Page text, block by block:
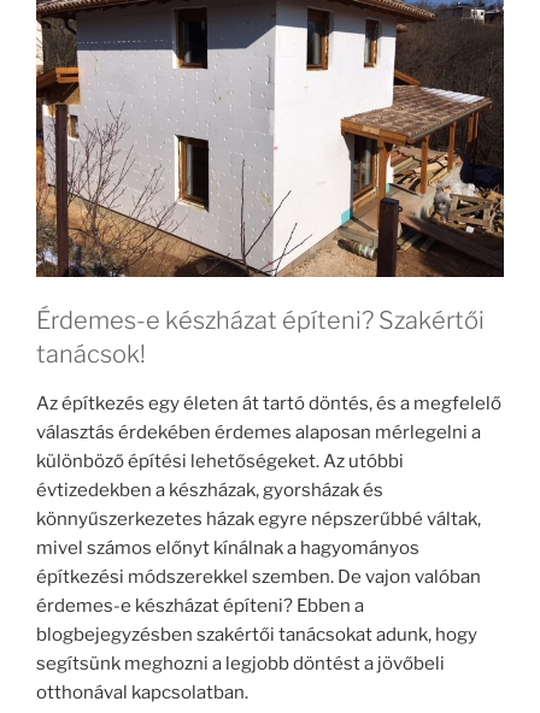
Érdemes-e készházat építeni? Szakértői
tanácsok!
Az építkezés egy életen át tartó döntés, és a megfelelő
választás érdekében érdemes alaposan mérlegelni a
különböző építési lehetőségeket. Az utóbbi
évtizedekben a készházak, gyorsházak és
könnyűszerkezetes házak egyre népszerűbbé váltak,
mivel számos előnyt kínálnak a hagyományos
építkezési módszerekkel szemben. De vajon valóban
érdemes-e készházat építeni? Ebben a
blogbejegyzésben szakértői tanácsokat adunk, hogy
segítsünk meghozni a legjobb döntést a jövőbeli
otthonával kapcsolatban.